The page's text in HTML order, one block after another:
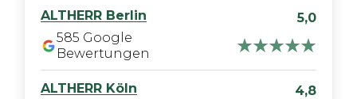
ALTHERR Berlin
5,0
585 Google
Bewertungen
ALTHERR Köln
4,8